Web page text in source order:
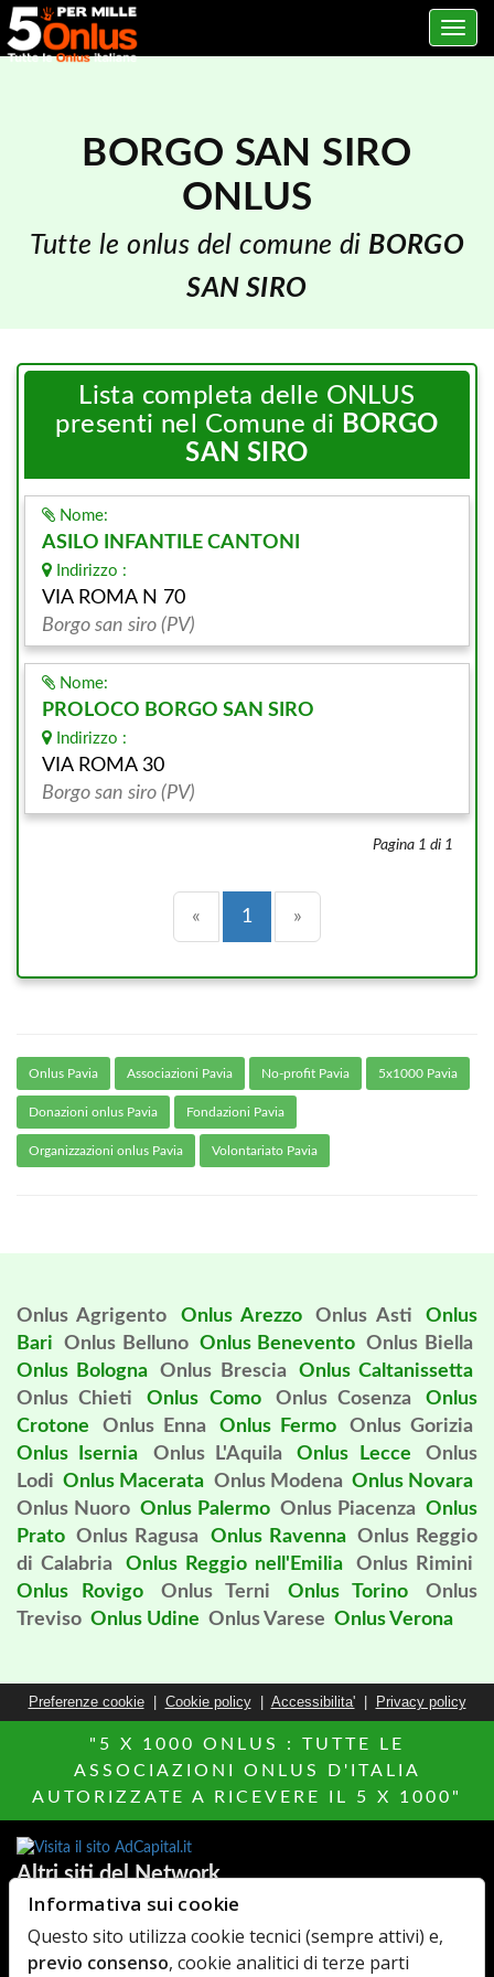
Toggle
BORGO SAN SIRO
ONLUS
Tutte le onlus del comune di BORGO
SAN SIRO
Lista completa delle ONLUS
presenti nel Comune di BORGO
SAN SIRO
Nome:
ASILO INFANTILE CANTONI
Indirizzo :
VIA ROMA N 70
Borgo san siro (PV)
Nome:
PROLOCO BORGO SAN SIRO
Indirizzo :
VIA ROMA 30
Borgo san siro (PV)
Pagina 1 di 1
« Precedente
1 (current)
»
Onlus Pavia Associazioni Pavia No-profit Pavia 5x1000 Pavia
Donazioni onlus Pavia Fondazioni Pavia
Organizzazioni onlus Pavia Volontariato Pavia
Onlus Agrigento Onlus Arezzo Onlus Asti
Onlus
Bari
Onlus Belluno Onlus Benevento Onlus Biella
Onlus Bologna
Onlus Brescia
Onlus Caltanissetta
Onlus Chieti
Onlus Como Onlus Cosenza
Onlus
Crotone
Onlus Enna Onlus Fermo
Onlus Gorizia
Onlus Isernia
Onlus L'Aquila Onlus Lecce
Onlus
Lodi Onlus Macerata Onlus Modena Onlus Novara
Onlus Nuoro Onlus Palermo Onlus Piacenza Onlus
Prato Onlus Ragusa Onlus Ravenna Onlus Reggio
di Calabria
Onlus Reggio nell'Emilia
Onlus Rimini
Onlus Rovigo
Onlus Terni Onlus Torino
Onlus
Treviso Onlus Udine Onlus Varese Onlus Verona
Preferenze cookie| Cookie policy| Accessibilita'| Privacy policy
"5 X 1000 ONLUS : TUTTE LE
ASSOCIAZIONI ONLUS D'ITALIA
AUTORIZZATE A RICEVERE IL 5 X 1000"
Altri siti del Network
Agenzie Immobiliari
AdCapital Hotels Italia
Elenco Farmaci MediacareFibra
Informativa sui cookie
Questo sito utilizza cookie tecnici (sempre attivi) e,
previo consenso, cookie analitici di terze parti